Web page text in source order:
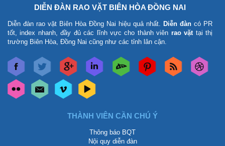
DIỄN ĐÀN RAO VẶT BIÊN HÒA ĐỒNG NAI
Diễn đàn rao vặt Biên Hòa Đồng Nai hiệu quả nhất. Diễn đàn có PR
tốt, index nhanh, đầy đủ các lĩnh vực cho thành viên rao vặttại thị
trường Biên Hòa, Đồng Nai cũng như các tỉnh lân cận.
THÀNH VIÊN CẦN CHÚ Ý
Thông báo BQT
Nội quy diễn đàn